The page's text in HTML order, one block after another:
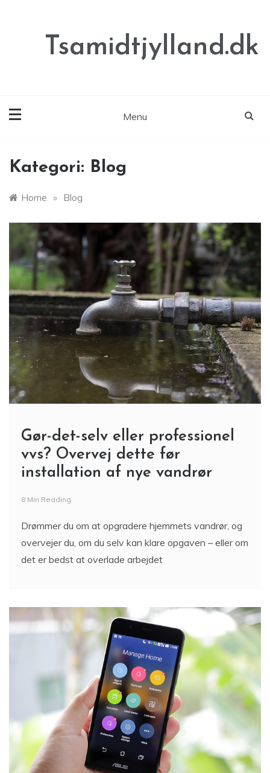
Tsamidtjylland.dk
Menu
Kategori: Blog
Home » Blog
Gør-det-selv eller professionel
vvs? Overvej dette før
installation af nye vandrør
8 Min Reading
Drømmer du om at opgradere hjemmets vandrør, og
overvejer du, om du selv kan klare opgaven – eller om
det er bedst at overlade arbejdet